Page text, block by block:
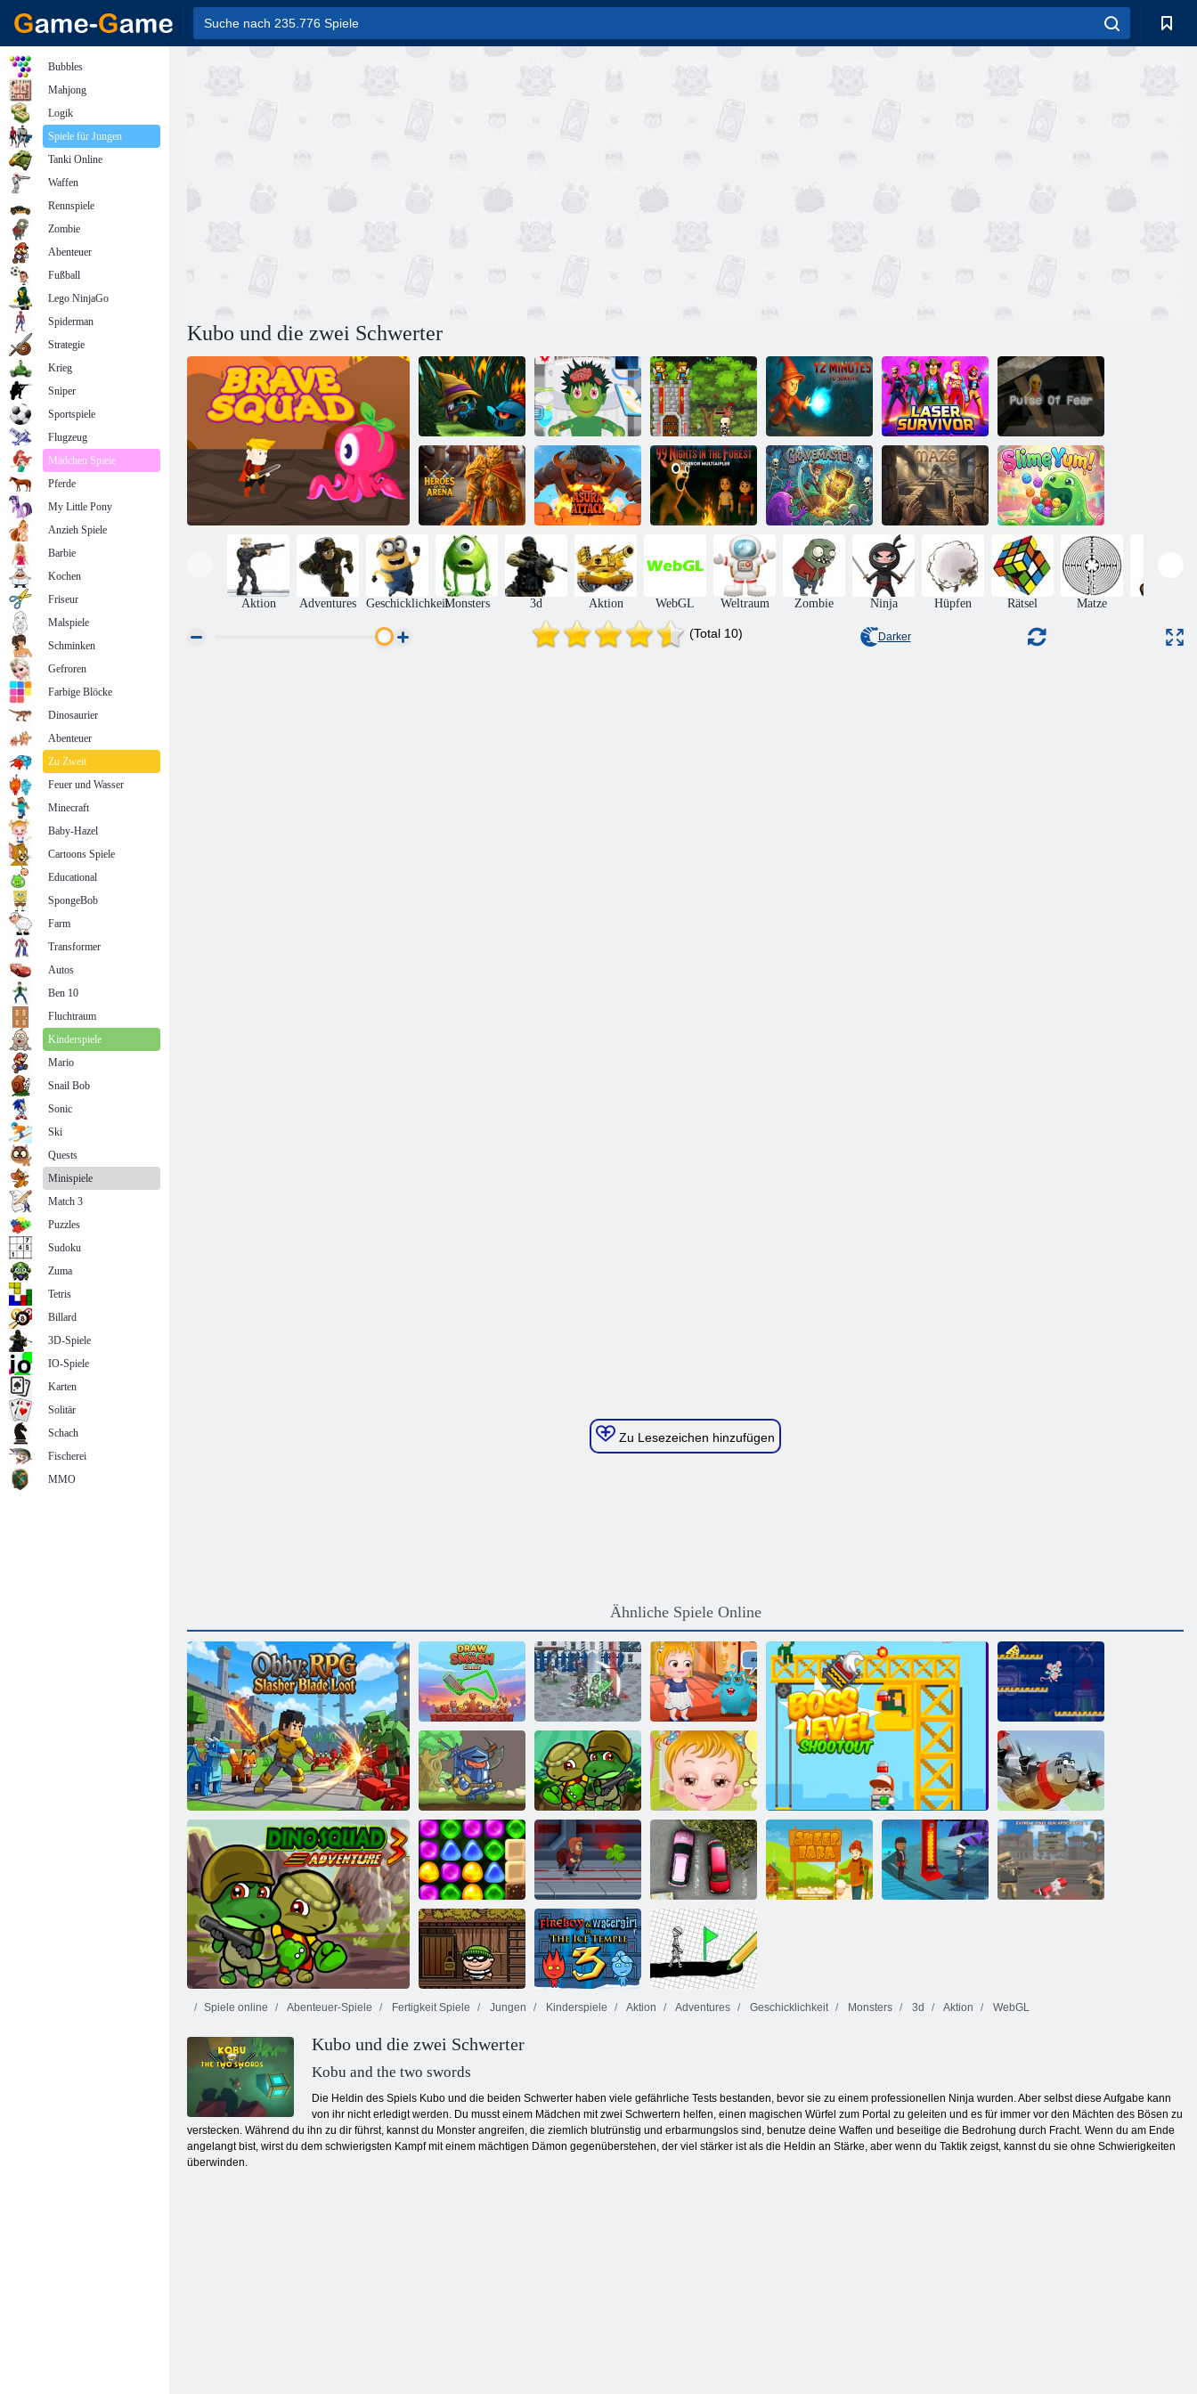
Kubo und die zwei Schwerter
Orkio
Monster
Krankenhaus
Mini Wächter
Schloss
Verteidigung
12 Minuten, um
zu überleben
Laserüberlebender Puls der Angst
Helden der
Arena
Asura-Angriff
99 Nächte im
Wald. Horror-
Multiplayer
Grabmeister Labyrinth Schleim lecker!
Aktion Adventures GeschicklichkeitMonsters 3d Aktion WebGL Weltraum Zombie Ninja Hüpfen Rätsel Matze
(Total 10) Darker
Zu Lesezeichen hinzufügen
Ähnliche Spiele Online
Obby: RPG Slasher Blade Loot
Draw To Smash
Classic
Feudalismus 3
Baby- Hazel
Alien Freund
Käselabor
Ritter In Der
Liebe
Dino Squad
Adventure
Dino Squad Adventure 3
Baby-Hazel Bed
Time
Heroisch Pilot
Zurück nach
Candyland 4:
Lollipop Garden
Jetpack Meister Parken Wut
Bob the Robber
Spiele online Abenteuer-Spiele Fertigkeit Spiele Jungen Kinderspiele Aktion Adventures Geschicklichkeit Monsters 3d Aktion WebGL
Kubo und die zwei Schwerter
Kobu and the two swords
Die Heldin des Spiels Kubo und die beiden Schwerter haben viele gefährliche Tests bestanden, bevor sie zu einem professionellen Ninja wurden. Aber selbst diese Aufgabe kann
von ihr nicht erledigt werden. Du musst einem Mädchen mit zwei Schwertern helfen, einen magischen Würfel zum Portal zu geleiten und es für immer vor den Mächten des Bösen zu
verstecken. Während du ihn zu dir führst, kannst du Monster angreifen, die ziemlich blutrünstig und erbarmungslos sind, benutze deine Waffen und beseitige die Bedrohung durch Fracht. Wenn du am Ende
angelangt bist, wirst du dem schwierigsten Kampf mit einem mächtigen Dämon gegenüberstehen, der viel stärker ist als die Heldin an Stärke, aber wenn du Taktik zeigst, kannst du sie ohne Schwierigkeiten
überwinden.
Bubbles
Mahjong
Logik
Spiele für Jungen
Tanki Online
Waffen
Rennspiele
Zombie
Abenteuer
Fußball
Lego NinjaGo
Spiderman
Strategie
Krieg
Sniper
Sportspiele
Flugzeug
Mädchen Spiele
Pferde
My Little Pony
Anzieh Spiele
Barbie
Kochen
Friseur
Malspiele
Schminken
Gefroren
Farbige Blöcke
Dinosaurier
Abenteuer
Zu Zweit
Feuer und Wasser
Minecraft
Baby-Hazel
Cartoons Spiele
Educational
SpongeBob
Farm
Transformer
Autos
Ben 10
Fluchtraum
Kinderspiele
Mario
Snail Bob
Sonic
Ski
Quests
Minispiele
Match 3
Puzzles
Sudoku
Zuma
Tetris
Billard
3D-Spiele
IO-Spiele
Karten
Solitär
Schach
Fischerei
MMO